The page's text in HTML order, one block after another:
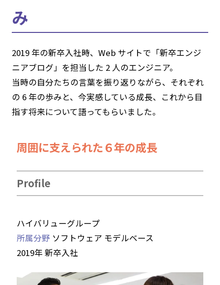
み
2019 年の新卒入社時、Web サイトで「新卒エンジ
ニアブログ」を担当した 2 人のエンジニア。
当時の自分たちの言葉を振り返りながら、それぞれ
の 6 年の歩みと、今実感している成長、これから目
指す将来について語ってもらいました。
周囲に支えられた６年の成長
Profile
ハイバリューグループ
所属分野 ソフトウェア モデルベース
2019年 新卒入社